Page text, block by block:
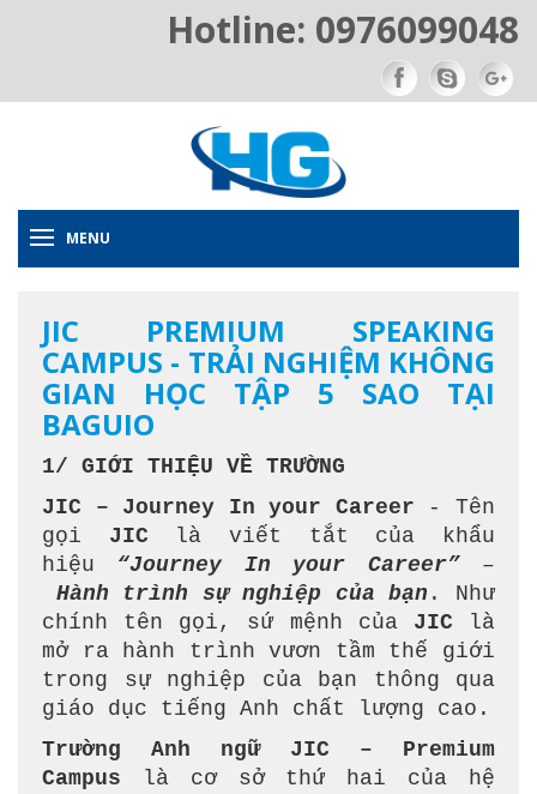
Hotline: 0976099048
MENU
JIC PREMIUM SPEAKING
CAMPUS - TRẢI NGHIỆM KHÔNG
GIAN HỌC TẬP 5 SAO TẠI
BAGUIO
1/ GIỚI THIỆU VỀ TRƯỜNG
JIC – Journey In your Career - Tên
gọi JIC là viết tắt của khẩu
hiệu “Journey In your Career”–
Hành trình sự nghiệp của bạn . Như
chính tên gọi, sứ mệnh của JIC là
mở ra hành trình vươn tầm thế giới
trong sự nghiệp của bạn thông qua
giáo dục tiếng Anh chất lượng cao.
Trường Anh ngữ JIC – Premium
Campus
là cơ sở thứ hai của hệ